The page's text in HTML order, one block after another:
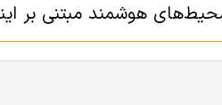
هوشمند مبتنی بر